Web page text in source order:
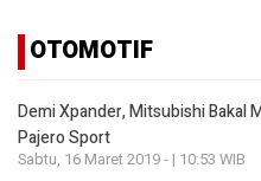
OTOMOTIF
Demi Xpander, Mitsubishi Bakal
Pajero Sport
Sabtu, 16 Maret 2019 - | 10:53 WIB